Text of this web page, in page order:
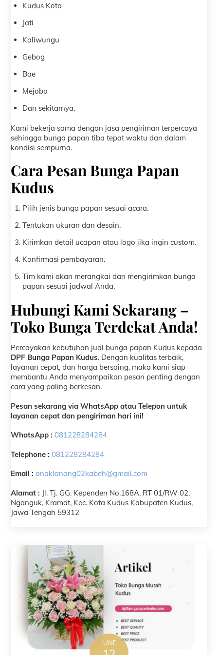
Kudus Kota
Jati
Kaliwungu
Gebog
Bae
Mejobo
Dan sekitarnya.
Kami bekerja sama dengan jasa pengiriman terpercaya
sehingga bunga papan tiba tepat waktu dan dalam
kondisi sempurna.
Cara Pesan Bunga Papan
Kudus
Pilih jenis bunga papan sesuai acara.
Tentukan ukuran dan desain.
Kirimkan detail ucapan atau logo jika ingincustom.
Konfirmasi pembayaran.
Tim kami akan merangkai dan mengirimkan bunga
papan sesuai jadwal Anda.
Hubungi Kami Sekarang –
Toko Bunga Terdekat Anda!
Percayakan kebutuhan jual bunga papan Kudus kepada
DPF Bunga Papan Kudus. Dengan kualitas terbaik,
layanan cepat, dan harga bersaing, maka kami siap
membantu Anda menyampaikan pesan penting dengan
cara yang paling berkesan.
Pesan sekarang via WhatsApp atau Telepon untuk
layanan cepat dan pengiriman hari ini!
WhatsApp : 081228284284
Telephone :081228284284
Email :anaklanang02kabeh@gmail.com
Alamat : Jl. Tj. GG. Kependen No.168A, RT 01/RW 02,
Nganguk, Kramat, Kec. Kota Kudus Kabupaten Kudus,
Jawa Tengah 59312
JUNE